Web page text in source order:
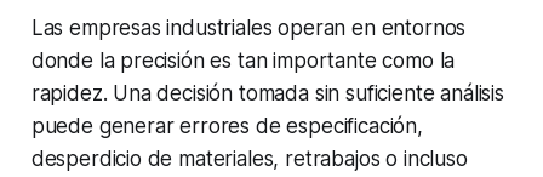
Las empresas industriales operan en entornos
donde la precisión es tan importante como la
rapidez. Una decisión tomada sin suficiente análisis
puede generar errores de especificación,
desperdicio de materiales, retrabajos o incluso